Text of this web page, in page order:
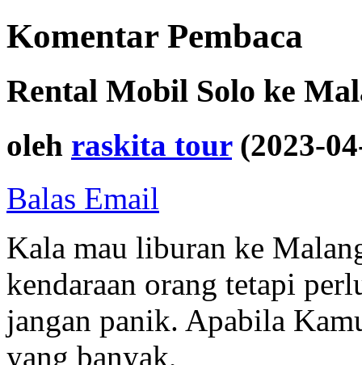
Komentar Pembaca
Rental Mobil Solo ke
oleh raskita tour(2023-
Balas Email
Kala mau liburan ke
kendaraan orang tetapi
jangan panik. Apabila
yang banyak,